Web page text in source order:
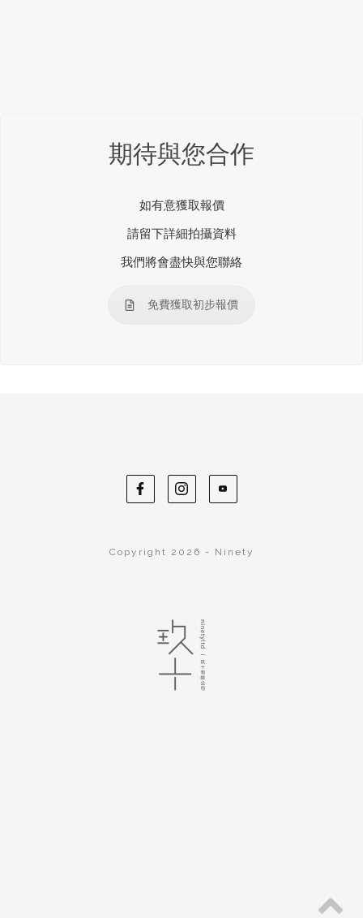
期待與您合作
如有意獲取報價
請留下詳細拍攝資料
我們將會盡快與您聯絡
免費獲取初步報價
Copyright 2026 - Ninety